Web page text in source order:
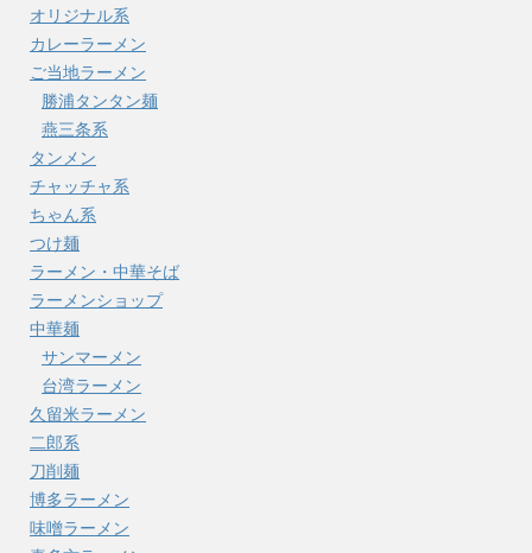
オリジナル系
カレーラーメン
ご当地ラーメン
勝浦タンタン麺
燕三条系
タンメン
チャッチャ系
ちゃん系
つけ麺
ラーメン・中華そば
ラーメンショップ
中華麺
サンマーメン
台湾ラーメン
久留米ラーメン
二郎系
刀削麺
博多ラーメン
味噌ラーメン